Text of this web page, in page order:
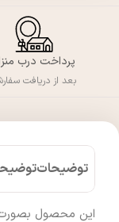
پرداخت درب
بعد از دریافت
توضیحات
این محصول